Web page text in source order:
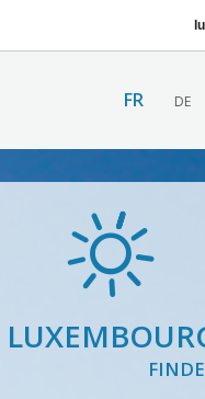
FR DE